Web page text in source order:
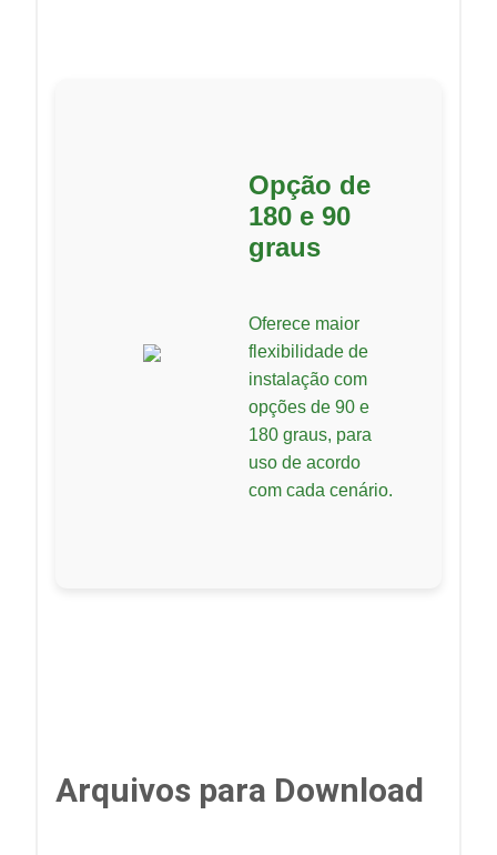
Opção de
180 e 90
graus
Oferece maior
flexibilidade de
instalação com
opções de 90 e
180 graus, para
uso de acordo
com cada cenário.
Arquivos para Download